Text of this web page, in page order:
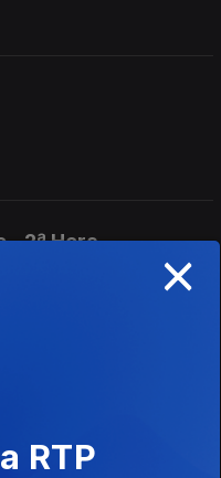
- 2ª Hora
1ª Hora
×
RTP